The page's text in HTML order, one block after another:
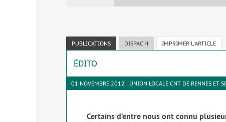
PUBLICATIONS DISPAC’H IMPRIMER L'ARTICLE
ÉDITO
01 NOVEMBRE 2012 | UNION LOCALE CNT DE RENNES ET
Certains d’entre nous ont connu